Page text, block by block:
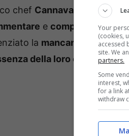
chef Cannavacciuolo.
e complimentarsi
la mancanza di
della loro coppianel
Your
(cookies,
accessed
site. We
partners.
Some
interest,
for a link
withdraw